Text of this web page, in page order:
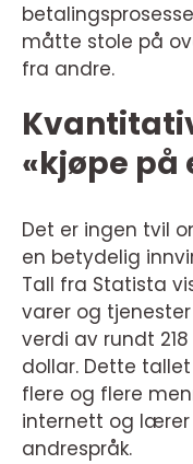
måtte stole på
fra andre.
«kjøpe på
Det er ingen tvil
en betydelig
Tall fra Statista
varer og
verdi av rundt
dollar. Dette
flere og flere
internett og lærer
andrespråk.